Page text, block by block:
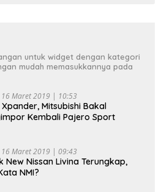
untuk widget dengan kategori
mudah memasukkannya pada
16 Maret 2019 | 10:53
Mitsubishi Bakal
Kembali Pajero Sport
16 Maret 2019 | 09:43
New Nissan Livina Terungkap,
NMI?